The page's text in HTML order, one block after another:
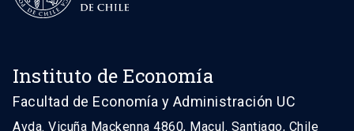
Instituto de Economía
Facultad de Economía y Administración UC
Avda. Vicuña Mackenna 4860, Macul. Santiago, Chile